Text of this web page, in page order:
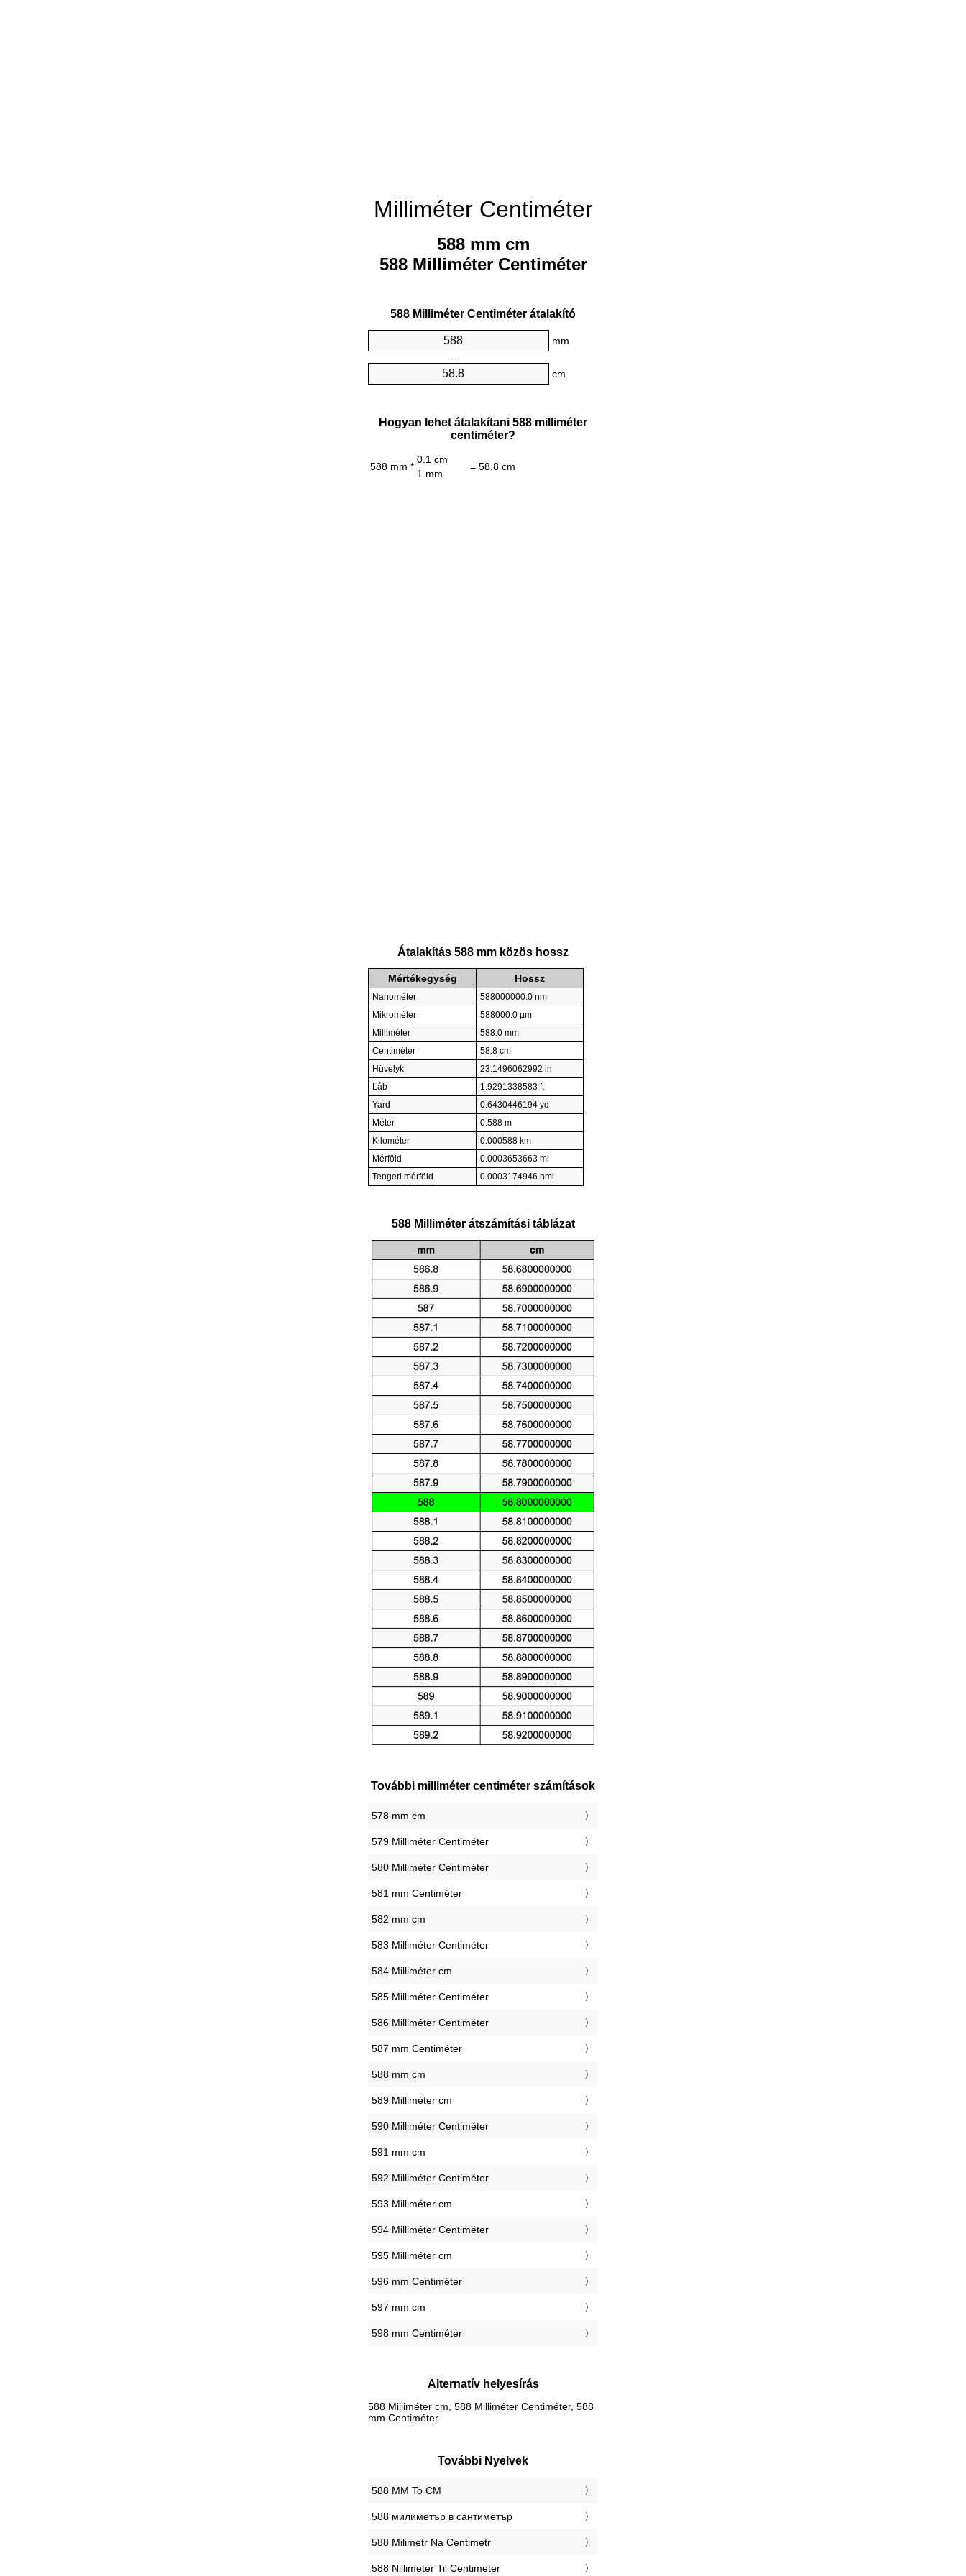
Milliméter Centiméter
588 mm cm
588 Milliméter Centiméter
588 Milliméter Centiméter átalakító
mm
=
cm
Hogyan lehet átalakítani 588 milliméter
centiméter?
588 mm *
0.1 cm
= 58.8 cm
1 mm
Átalakítás 588 mm közös hossz
Mértékegység Hossz
Nanométer
588000000.0 nm
Mikrométer
588000.0 µm
Milliméter
588.0 mm
Centiméter
58.8 cm
Hüvelyk
23.1496062992 in
Láb
1.9291338583 ft
Yard
0.6430446194 yd
Méter
0.588 m
Kilométer
0.000588 km
Mérföld
0.0003653663 mi
Tengeri mérföld
0.0003174946 nmi
588 Milliméter átszámítási táblázat
További milliméter centiméter számítások
578 mm cm
579 Milliméter Centiméter
580 Milliméter Centiméter
581 mm Centiméter
582 mm cm
583 Milliméter Centiméter
584 Milliméter cm
585 Milliméter Centiméter
586 Milliméter Centiméter
587 mm Centiméter
588 mm cm
589 Milliméter cm
590 Milliméter Centiméter
591 mm cm
592 Milliméter Centiméter
593 Milliméter cm
594 Milliméter Centiméter
595 Milliméter cm
596 mm Centiméter
597 mm cm
598 mm Centiméter
Alternatív helyesírás
588 Milliméter cm, 588 Milliméter Centiméter, 588
mm Centiméter
További Nyelvek
‎588 MM To CM
‎588 милиметър в сантиметър
‎588 Milimetr Na Centimetr
‎588 Nillimeter Til Centimeter